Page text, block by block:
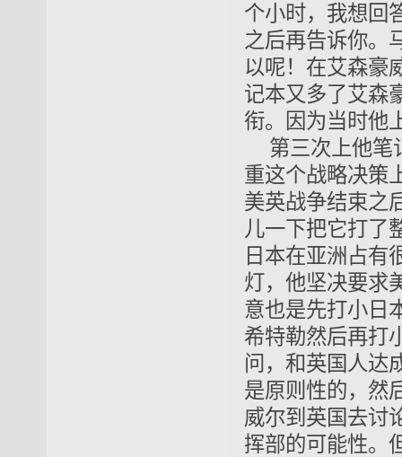
个小时，我想回
之后再告诉你。
以呢！在艾森豪
记本又多了艾森
衔。因为当时他
第三次上他笔
重这个战略决策
美英战争结束之
儿一下把它打了
日本在亚洲占有
灯，他坚决要求
意也是先打小日
希特勒然后再打
问，和英国人达
是原则性的，然
威尔到英国去讨
挥部的可能性。